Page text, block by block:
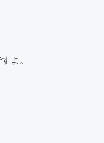
よ。